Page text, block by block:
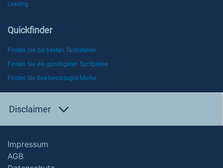
Leasing
Quickfinder
Finden Sie die besten Tankstellen
Finden Sie die günstigsten Spritpreise
Finden Sie Ihre bevorzugte Marke
Disclaimer
Impressum
AGB